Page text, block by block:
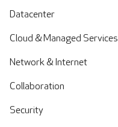
Datacenter
Cloud & Managed Services
Network & Internet
Collaboration
Security